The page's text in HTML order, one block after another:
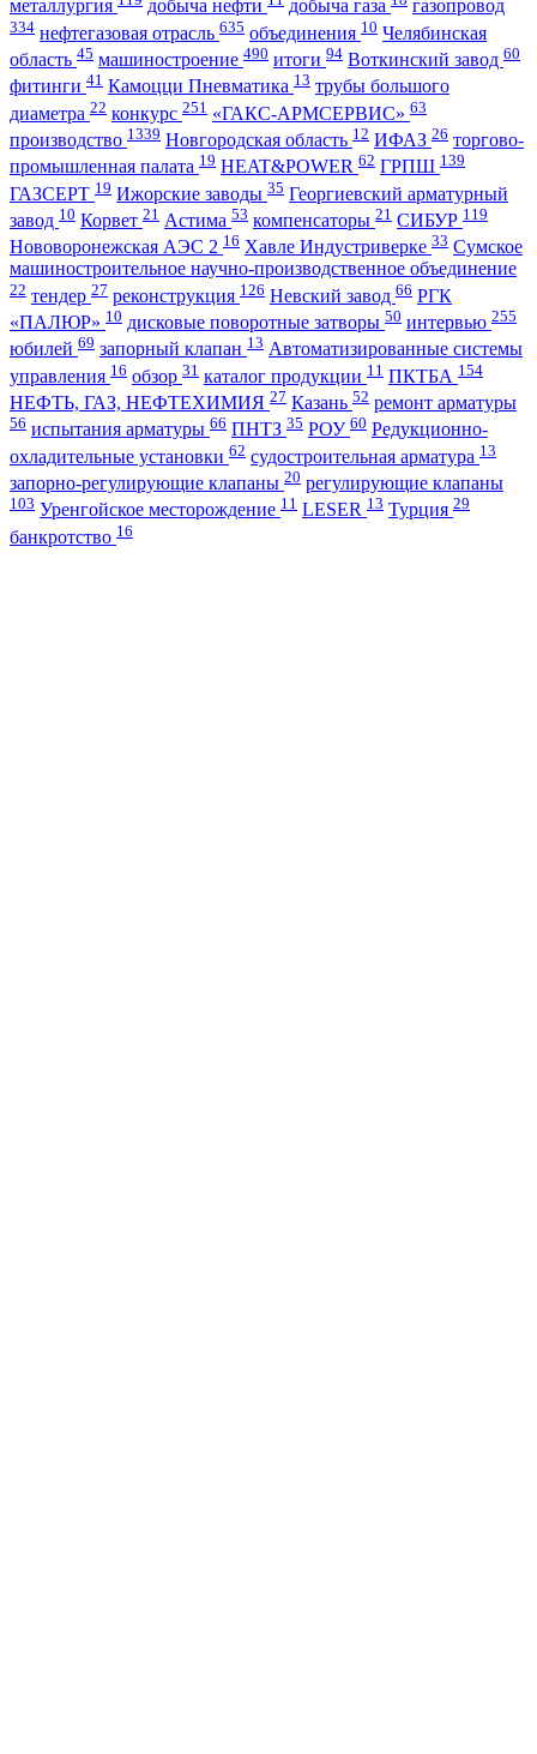
металлургия добыча нефти добыча газа газопровод
334 нефтегазовая отрасль 635 объединения 10 Челябинская
область 45 машиностроение 490 итоги 94 Воткинский завод 60
фитинги 41 Камоцци Пневматика 13 трубы большого
диаметра 22 конкурс 251 «ГАКС-АРМСЕРВИС» 63
производство 1339 Новгородская область 12 ИФАЗ 26 торгово-
промышленная палата 19 HEAT&POWER 62 ГРПШ 139
ГАЗСЕРТ 19 Ижорские заводы 35 Георгиевский арматурный
завод 10 Корвет 21 Астима 53 компенсаторы 21 СИБУР 119
Нововоронежская АЭС 2 16 Хавле Индустриверке 33 Сумское
машиностроительное научно-производственное объединение
22 тендер 27 реконструкция 126 Невский завод 66 РГК
«ПАЛЮР» 10 дисковые поворотные затворы 50 интервью 255
юбилей 69 запорный клапан 13 Автоматизированные системы
управления 16 обзор 31 каталог продукции 11 ПКТБА 154
НЕФТЬ, ГАЗ, НЕФТЕХИМИЯ 27 Казань 52 ремонт арматуры
56 испытания арматуры 66 ПНТЗ 35 РОУ 60 Редукционно-
охладительные установки 62 судостроительная арматура 13
запорно-регулирующие клапаны 20 регулирующие клапаны
103 Уренгойское месторождение 11 LESER 13 Турция 29
банкротство 16